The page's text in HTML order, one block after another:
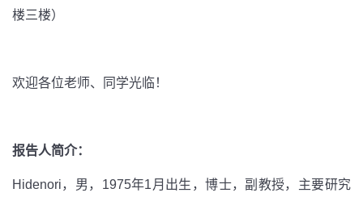
楼三楼）
欢迎各位老师、同学光临！
报告人简介：
Hidenori，男，1975年1月出生，博士，副教授，主要研究